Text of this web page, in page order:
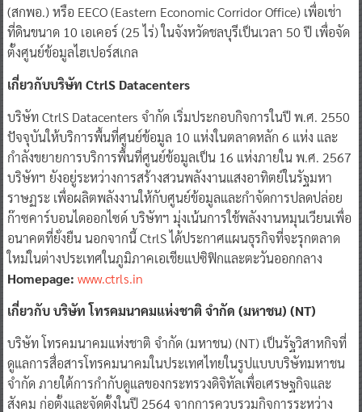
(สกพอ.) หรือ EECO (Eastern Economic Corridor Office) เพื่อเช่า
ที่ดินขนาด 10 เอเคอร์ (25 ไร่) ในจังหวัดชลบุรีเป็นเวลา 50 ปี เพื่อจัด
ตั้งศูนย์ข้อมูลไฮเปอร์สเกล
เกี่ยวกับบริษัท CtrlS Datacenters
บริษัท CtrlS Datacenters จำกัด เริ่มประกอบกิจการในปี พ.ศ. 2550
ปัจจุบันให้บริการพื้นที่ศูนย์ข้อมูล 10 แห่งในตลาดหลัก 6 แห่ง และ
กำลังขยายการบริการพื้นที่ศูนย์ข้อมูลเป็น 16 แห่งภายใน พ.ศ. 2567
บริษัทฯ ยังอยู่ระหว่างการสร้างสวนพลังงานแสงอาทิตย์ในรัฐมหา
ราษฏระ เพื่อผลิตพลังงานให้กับศูนย์ข้อมูลและกำจัดการปลดปล่อย
ก๊าซคาร์บอนไดออกไซด์ บริษัทฯ มุ่งเน้นการใช้พลังงานหมุนเวียนเพื่อ
อนาคตที่ยั่งยืน นอกจากนี้ CtrlS ได้ประกาศแผนธุรกิจที่จะรุกตลาด
ใหม่ในต่างประเทศในภูมิภาคเอเชียแปซิฟิกและตะวันออกกลาง
Homepage: www.ctrls.in
เกี่ยวกับ บริษัท โทรคมนาคมแห่งชาติ จำกัด (มหาชน) (NT)
บริษัท โทรคมนาคมแห่งชาติ จำกัด (มหาชน) (NT) เป็นรัฐวิสาหกิจที่
ดูแลการสื่อสารโทรคมนาคมในประเทศไทยในรูปแบบบริษัทมหาชน
จำกัด ภายใต้การกำกับดูแลของกระทรวงดิจิทัลเพื่อเศรษฐกิจและ
สังคม ก่อตั้งและจัดตั้งในปี 2564 จากการควบรวมกิจการระหว่าง